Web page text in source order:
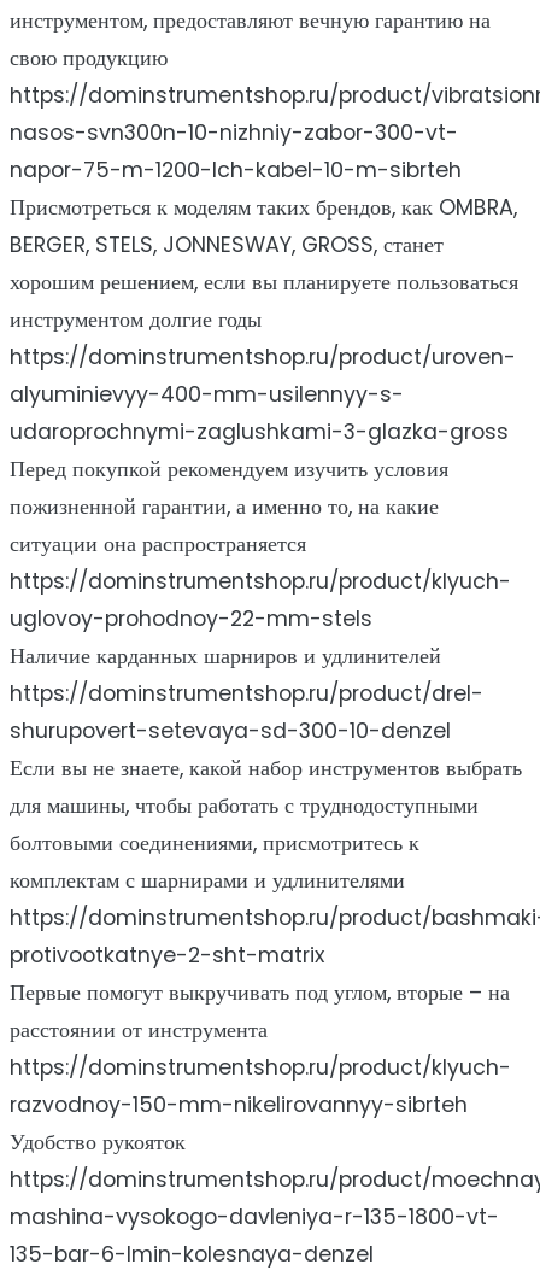
инструментом, предоставляют вечную гарантию на
свою продукцию
https://dominstrumentshop.ru/product/
nasos-svn300n-10-nizhniy-zabor-300-vt-
napor-75-m-1200-lch-kabel-10-m-sibrteh
Присмотреться к моделям таких брендов, как OMBRA,
BERGER, STELS, JONNESWAY, GROSS, станет
хорошим решением, если вы планируете пользоваться
инструментом долгие годы
https://dominstrumentshop.ru/product/uroven-
alyuminievyy-400-mm-usilennyy-s-
udaroprochnymi-zaglushkami-3-glazka-gross
Перед покупкой рекомендуем изучить условия
пожизненной гарантии, а именно то, на какие
ситуации она распространяется
https://dominstrumentshop.ru/product/klyuch-
uglovoy-prohodnoy-22-mm-stels
Наличие карданных шарниров и удлинителей
https://dominstrumentshop.ru/product/drel-
shurupovert-setevaya-sd-300-10-denzel
Если вы не знаете, какой набор инструментов выбрать
для машины, чтобы работать с труднодоступными
болтовыми соединениями, присмотритесь к
комплектам с шарнирами и удлинителями
https://dominstrumentshop.ru/product/
protivootkatnye-2-sht-matrix
Первые помогут выкручивать под углом, вторые – на
расстоянии от инструмента
https://dominstrumentshop.ru/product/klyuch-
razvodnoy-150-mm-nikelirovannyy-sibrteh
Удобство рукояток
https://dominstrumentshop.ru/product/
mashina-vysokogo-davleniya-r-135-1800-vt-
135-bar-6-lmin-kolesnaya-denzel